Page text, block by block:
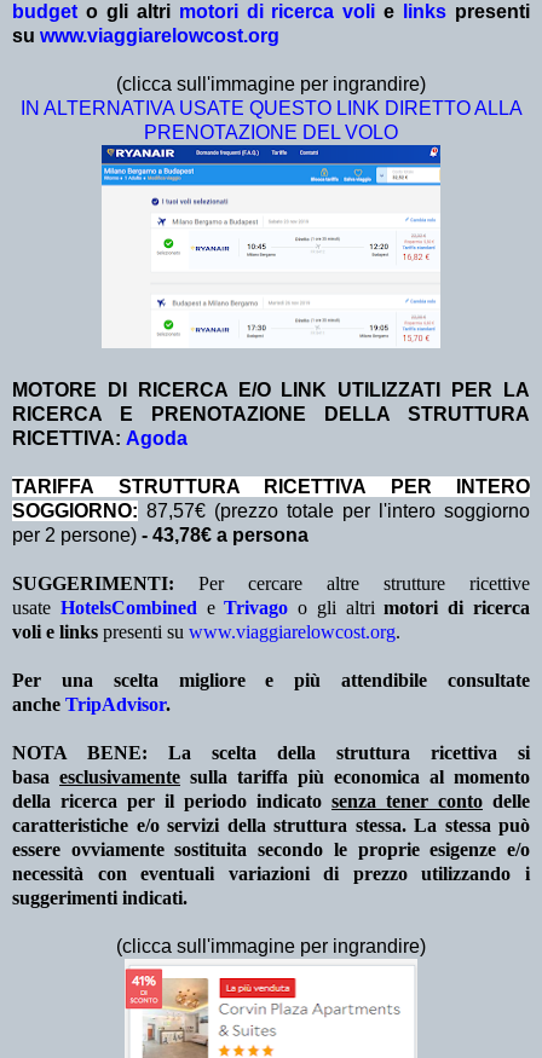
budget o gli altri motori di ricerca voli e links presenti
su www.viaggiarelowcost.org
(clicca sull'immagine per ingrandire)
IN ALTERNATIVA USATE QUESTO LINK DIRETTO ALLA
PRENOTAZIONE DEL VOLO
MOTORE DI RICERCA E/O LINK UTILIZZATI PER LA
RICERCA E PRENOTAZIONE DELLA STRUTTURA
RICETTIVA: Agoda
TA RIFFA STRUTTURA RICETTIVA PER INTERO
SOGGIORNO: 87,57€ (prezzo totale per l'intero soggiorno
per 2 persone) - 43,78€ a persona
SUGGERIMENTI: Per cercare altre strutture ricettive
usate HotelsCombined eTrivago o gli altrimotori di ricerca
voli e links presenti su www.viaggiarelowcost.org.
Per una scelta migliore e più attendibile consultate
anche TripAdvisor.
NOTA BENE: La scelta della struttura ricettiva si
basa esclusivamente sulla tariffa più economica al momento
della ricerca per il periodo indicato senza tener conto delle
caratteristiche e/o servizi della struttura stessa. La stessa può
essere ovviamente sostituita secondo le proprie esigenze e/o
necessità con eventuali variazioni di prezzo utilizzando i
suggerimenti indicati.
(clicca sull'immagine per ingrandire)